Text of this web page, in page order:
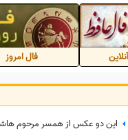
فال امروز